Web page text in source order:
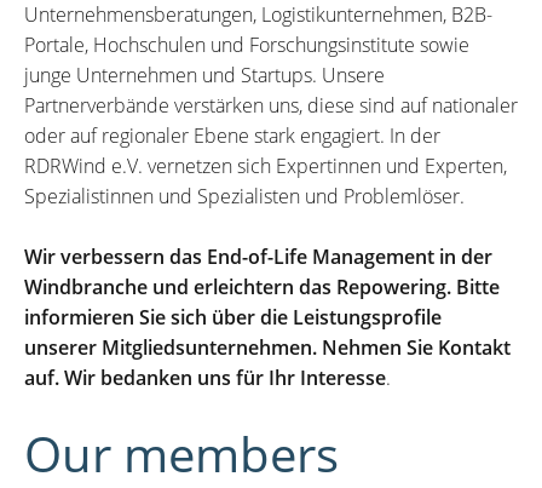
Unternehmensberatungen, Logistikunternehmen, B2B-
Portale, Hochschulen und Forschungsinstitute sowie
junge Unternehmen und Startups. Unsere
Partnerverbände verstärken uns, diese sind auf nationaler
oder auf regionaler Ebene stark engagiert. In der
RDRWind e.V. vernetzen sich Expertinnen und Experten,
Spezialistinnen und Spezialisten und Problemlöser.
Wir verbessern das End-of-Life Management in der
Windbranche und erleichtern das Repowering. Bitte
informieren Sie sich über die Leistungsprofile
unserer Mitgliedsunternehmen. Nehmen Sie Kontakt
auf. Wir bedanken uns für Ihr Interesse.
Our members